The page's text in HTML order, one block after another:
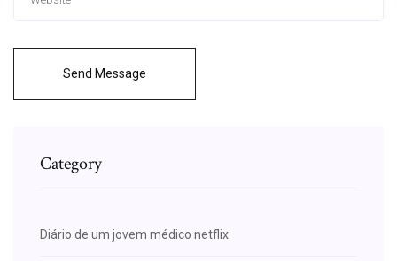
Send Message
Category
Diário de um jovem médico netflix